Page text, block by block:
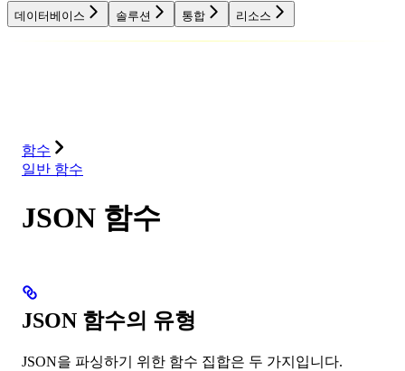
데이터베이스 솔루션 통합 리소스
함수
일반 함수
JSON 함수
JSON 함수의 유형
JSON을 파싱하기 위한 함수 집합은 두 가지입니다.